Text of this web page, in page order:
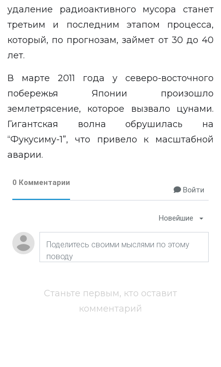
удаление радиоактивного мусора станет
третьим и последним этапом процесса,
который, по прогнозам, займет от 30 до 40
лет.
В марте 2011 года у северо-восточного
побережья Японии произошло
землетрясение, которое вызвало цунами.
Гигантская волна обрушилась на
“Фукусиму-1”, что привело к масштабной
аварии.
0 Комментарии
Войти
Новейшие
Станьте первым, кто оставит
комментарий